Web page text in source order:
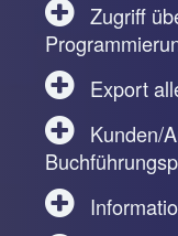
Zugriff
Export
Kunden/